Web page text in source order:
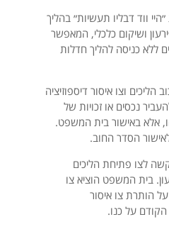
״היי ווד דבליו תעשיות״ בהליך
ושיקום כלכלי, המאפשר
ללא כניסה להליך חדלות
וצו איסור דיספוזיציה
נכסים או זכויות של
אלא באישור בית המשפט.
הסדר החוב.
לצו פתיחת הליכים
בית המשפט הוציא צו
על הותרת צו איסור
הקודם על כנו.